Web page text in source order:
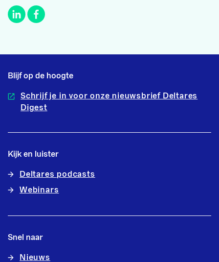
Blijf op de hoogte
Schrijf je in voor onze nieuwsbrief Deltares
Digest
Kijk en luister
Deltares podcasts
Webinars
Snel naar
Nieuws